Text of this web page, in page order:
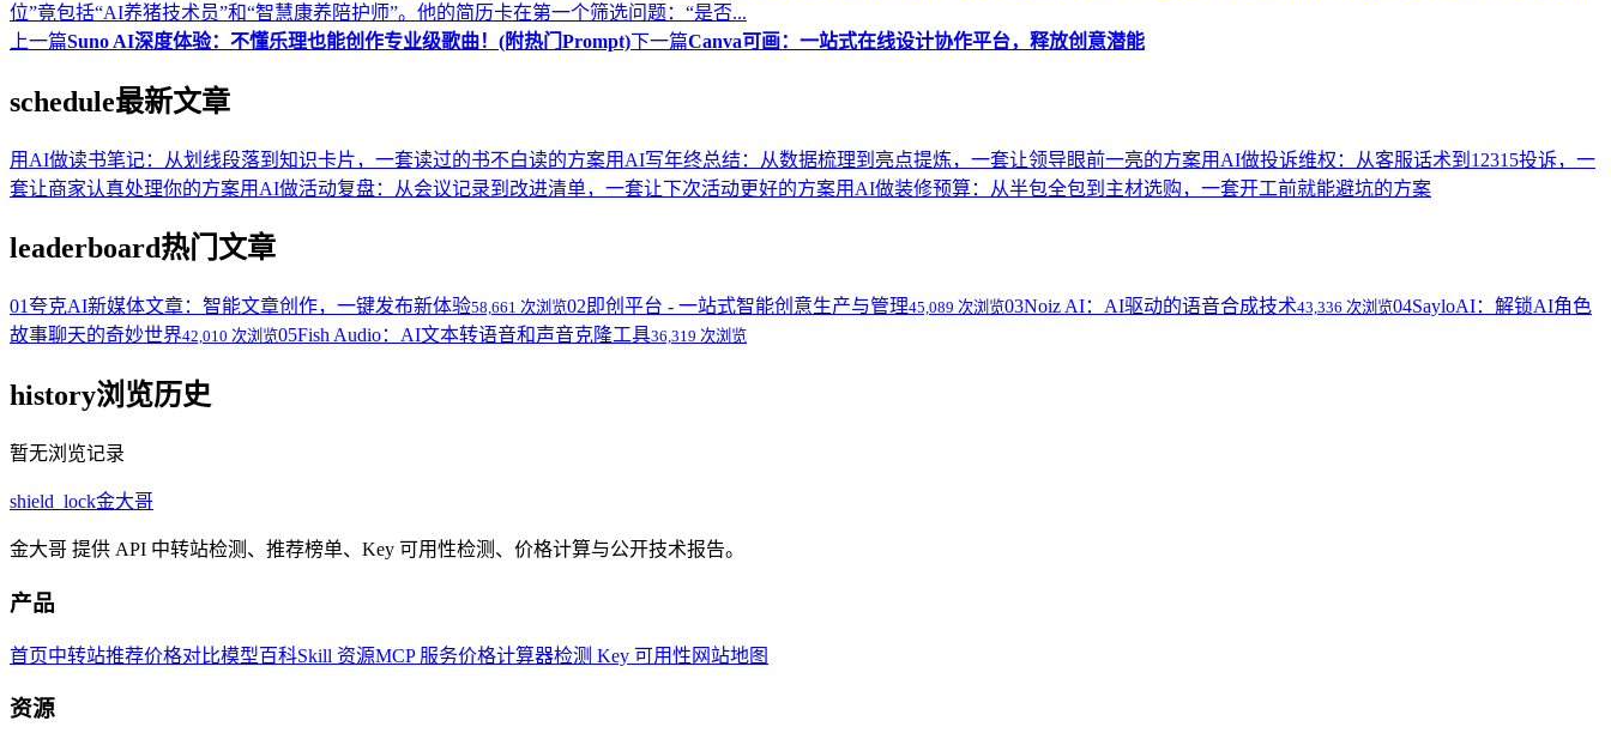
位”竟包括“AI养猪技术员”和“智慧康养陪护师”。他的简历卡在第一个筛选问题：“是否...
上一篇Suno AI深度体验：不懂乐理也能创作专业级歌曲！(附热门Prompt)下一篇Canva可画：一站式在线设计协作平台，释放创意潜能
schedule最新文章
用AI做读书笔记：从划线段落到知识卡片，一套读过的书不白读的方案用AI写年终总结：从数据梳理到亮点提炼，一套让领导眼前一亮的方案用AI做投诉维权：从客服话术到12315投诉，一
套让商家认真处理你的方案用AI做活动复盘：从会议记录到改进清单，一套让下次活动更好的方案用AI做装修预算：从半包全包到主材选购，一套开工前就能避坑的方案
leaderboard热门文章
01夸克AI新媒体文章：智能文章创作，一键发布新体验58,661 次浏览02 即创平台 - 一站式智能创意生产与管理45,089 次浏览03Noiz AI：AI驱动的语音合成技术43,336 次浏览04SayloAI：解锁AI角色
故事聊天的奇妙世界42,010 次浏览05Fish Audio：AI文本转语音和声音克隆工具36,319 次浏览
history浏览历史
暂无浏览记录
shield_lock金大哥
金大哥 提供 API 中转站检测、推荐榜单、Key 可用性检测、价格计算与公开技术报告。
产品
首页中转站推荐价格对比模型百科Skill 资源MCP 服务价格计算器检测 Key 可用性 网站地图
资源